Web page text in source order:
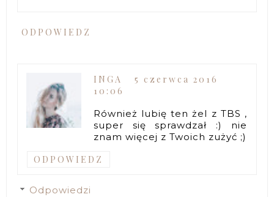
ODPOWIEDZ
INGA
5 czerwca 2016
10:06
Również lubię ten żel z TBS ,
super się sprawdzał :) nie
znam więcej z Twoich zużyć ;)
ODPOWIEDZ
Odpowiedzi